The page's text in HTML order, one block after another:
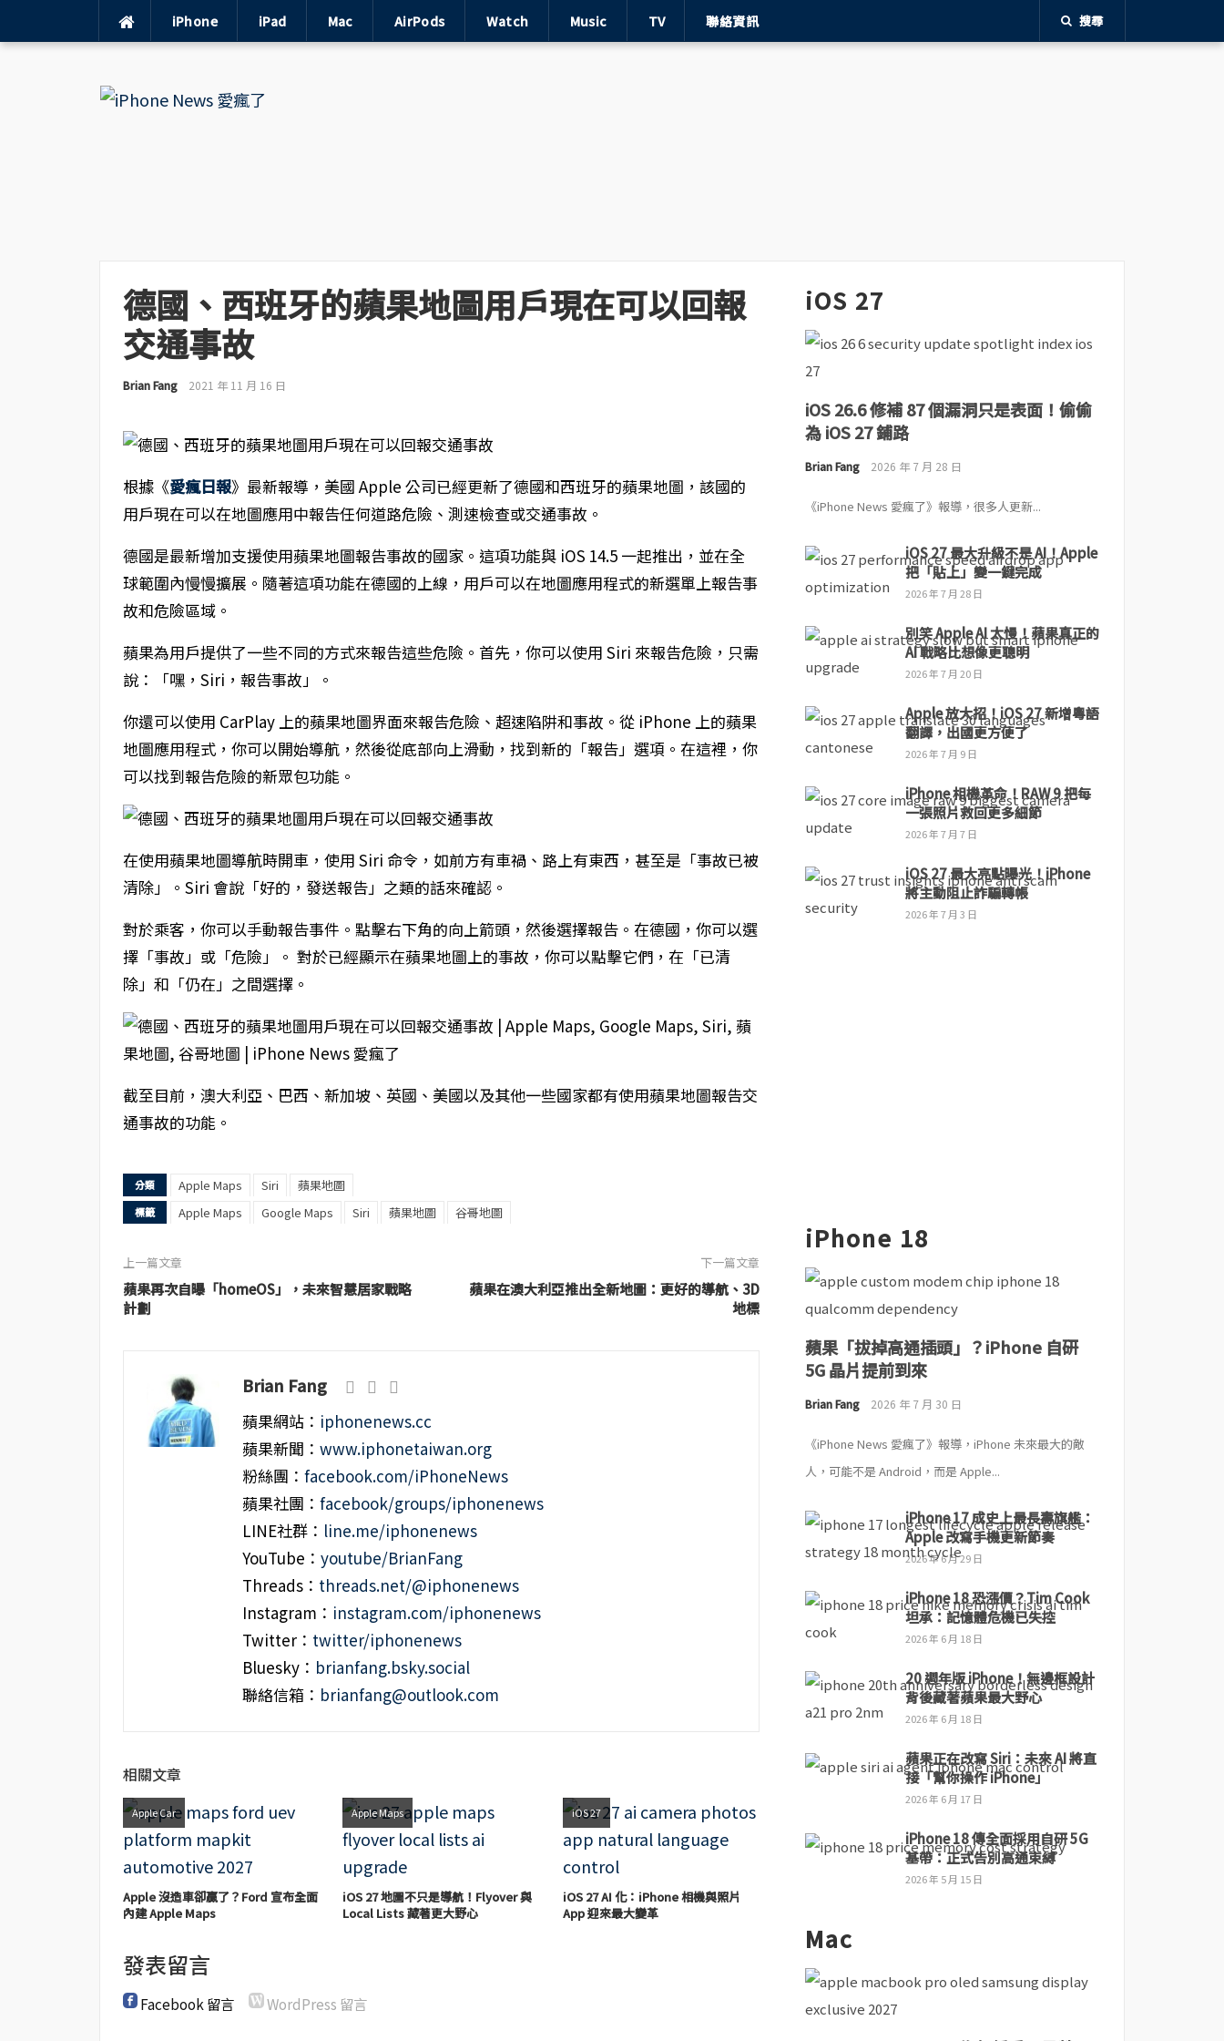
iPhone iPad Mac AirPods Watch Music TV 聯絡資訊 搜尋
德國、西班牙的蘋果地圖用戶現在可以回報
交通事故
Brian Fang 2021 年 11 月 16 日
根據《愛瘋日報》最新報導，美國 Apple 公司已經更新了德國和西班牙的蘋果地圖，該國的
用戶現在可以在地圖應用中報告任何道路危險、測速檢查或交通事故。
德國是最新增加支援使用蘋果地圖報告事故的國家。這項功能與 iOS 14.5 一起推出，並在全
球範圍內慢慢擴展。隨著這項功能在德國的上線，用戶可以在地圖應用程式的新選單上報告事
故和危險區域。
蘋果為用戶提供了一些不同的方式來報告這些危險。首先，你可以使用 Siri 來報告危險，只需
說：「嘿，Siri，報告事故」。
你還可以使用 CarPlay 上的蘋果地圖界面來報告危險、超速陷阱和事故。從 iPhone 上的蘋果
地圖應用程式，你可以開始導航，然後從底部向上滑動，找到新的「報告」選項。在這裡，你
可以找到報告危險的新眾包功能。
在使用蘋果地圖導航時開車，使用 Siri 命令，如前方有車禍、路上有東西，甚至是「事故已被
清除」。Siri 會說「好的，發送報告」之類的話來確認。
對於乘客，你可以手動報告事件。點擊右下角的向上箭頭，然後選擇報告。在德國，你可以選
擇「事故」或「危險」。 對於已經顯示在蘋果地圖上的事故，你可以點擊它們，在「已清
除」和「仍在」之間選擇。
截至目前，澳大利亞、巴西、新加坡、英國、美國以及其他一些國家都有使用蘋果地圖報告交
通事故的功能。
分類 Apple Maps Siri 蘋果地圖
標籤 Apple Maps Google Maps Siri 蘋果地圖 谷哥地圖
上一篇文章
蘋果再次自曝「homeOS」，未來智慧居家戰略
計劃
下一篇文章
蘋果在澳大利亞推出全新地圖：更好的導航、3D
地標
Brian Fang
蘋果網站： iphonenews.cc
蘋果新聞： www.iphonetaiwan.org
粉絲團： facebook.com/iPhoneNews
蘋果社團： facebook/groups/iphonenews
LINE社群： line.me/iphonenews
YouTube： youtube/BrianFang
Threads： threads.net/@iphonenews
Instagram： instagram.com/iphonenews
Twitter： twitter/iphonenews
Bluesky： brianfang.bsky.social
聯絡信箱： brianfang@outlook.com
相關文章
Apple Car
Apple 沒造車卻贏了？Ford 宣布全面
內建 Apple Maps
Apple Maps
iOS 27 地圖不只是導航！Flyover 與
Local Lists 藏著更大野心
iOS 27
iOS 27 AI 化：iPhone 相機與照片
App 迎來最大變革
發表留言
Facebook 留言 WordPress 留言
iOS 27
iOS 26.6 修補 87 個漏洞只是表面！偷偷
為 iOS 27 鋪路
Brian Fang 2026 年 7 月 28 日
《iPhone News 愛瘋了》報導，很多人更新...
iOS 27 最大升級不是 AI！Apple
把「貼上」變一鍵完成
2026 年 7 月 28 日
別笑 Apple AI 太慢！蘋果真正的
AI 戰略比想像更聰明
2026 年 7 月 20 日
Apple 放大招！iOS 27 新增粵語
翻譯，出國更方便了
2026 年 7 月 9 日
iPhone 相機革命！RAW 9 把每
一張照片救回更多細節
2026 年 7 月 7 日
iOS 27 最大亮點曝光！iPhone
將主動阻止詐騙轉帳
2026 年 7 月 3 日
iPhone 18
蘋果「拔掉高通插頭」？iPhone 自研
5G 晶片提前到來
Brian Fang 2026 年 7 月 30 日
《iPhone News 愛瘋了》報導，iPhone 未來最大的敵
人，可能不是 Android，而是 Apple...
iPhone 17 成史上最長壽旗艦：
Apple 改寫手機更新節奏
2026 年 6 月 29 日
iPhone 18 恐漲價？Tim Cook
坦承：記憶體危機已失控
2026 年 6 月 18 日
20 週年版 iPhone！無邊框設計
背後藏著蘋果最大野心
2026 年 6 月 18 日
蘋果正在改寫 Siri：未來 AI 將直
接「幫你操作 iPhone」
2026 年 6 月 17 日
iPhone 18 傳全面採用自研 5G
基帶：正式告別高通束縛
2026 年 5 月 15 日
Mac